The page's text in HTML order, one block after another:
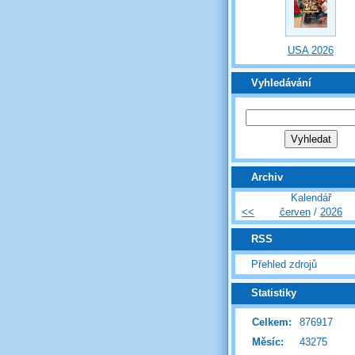
USA 2026
Vyhledávání
Archiv
Kalendář
<<
červen/ 2026
RSS
Přehled zdrojů
Statistiky
Celkem:
876917
Měsíc:
43275